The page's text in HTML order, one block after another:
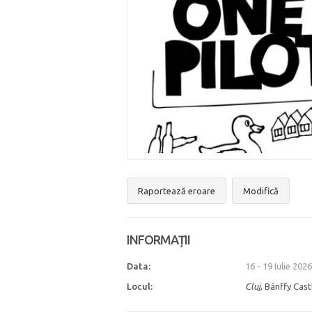
Raportează eroare Modifică
INFORMAȚII
Data: 16 - 19 Iulie 2026
Locul: Cluj, Bánffy